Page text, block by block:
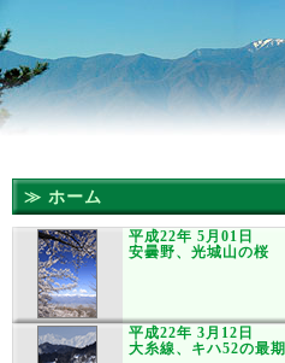
≫ ホーム
平成22年 5月01日
安曇野、光城山の桜
平成22年 3月12日
大糸線、キハ52の最期